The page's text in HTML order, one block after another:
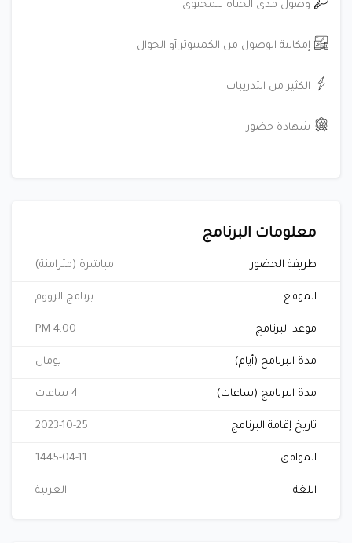
وصول مدى الحياة للمحتوى
إمكانية الوصول من الكمبيوتر أو الجوال
الكثير من التدريبات
شهادة حضور
معلومات البرنامج
طريقة الحضور مباشرة (متزامنة)
الموقع برنامج الزووم
موعد البرنامج 4:00 PM
مدة البرنامج (أيام) يومان
مدة البرنامج (ساعات) 4 ساعات
تاريخ إقامة البرنامج 2023-10-25
الموافق 1445-04-11
اللغة العربية